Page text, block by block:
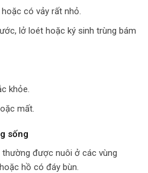
có vảy rất nhỏ.
lở loét hoặc ký sinh trùng bám
khỏe.
mất.
sống
được nuôi ở các vùng
hồ có đáy bùn.